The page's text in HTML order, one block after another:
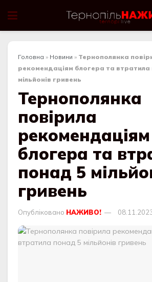
Головна » Новини » Тернополянка
рекомендаціям блогера та втратила
мільйонів гривень
Тернополянка
повірила
рекомендаціям
блогера та
понад 5
гривень
Опубліковано НАЖИВО!